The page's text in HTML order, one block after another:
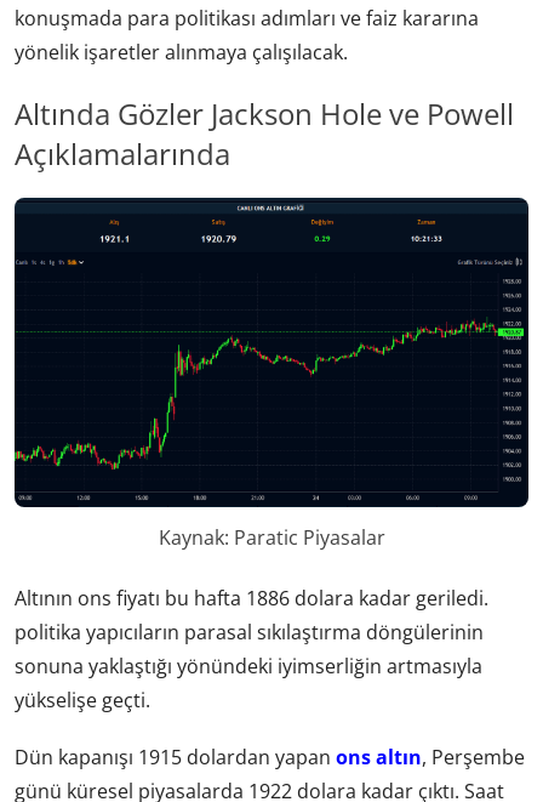
konuşmada para politikası adımları ve faiz kararına
yönelik işaretler alınmaya çalışılacak.
Altında Gözler Jackson Hole ve Powell
Açıklamalarında
Kaynak: Paratic Piyasalar
Altının ons fiyatı bu hafta 1886 dolara kadar geriledi.
politika yapıcıların parasal sıkılaştırma döngülerinin
sonuna yaklaştığı yönündeki iyimserliğin artmasıyla
yükselişe geçti.
Dün kapanışı 1915 dolardan yapan ons altın, Perşembe
günü küresel piyasalarda 1922 dolara kadar çıktı. Saat